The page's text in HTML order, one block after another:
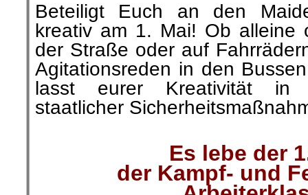
Beteiligt Euch an den
kreativ am 1. Mai! Ob alleine
der Straße oder auf
Agitationsreden in den
lasst eurer Kreativität
staatlicher
Es lebe der
der Kampf- und